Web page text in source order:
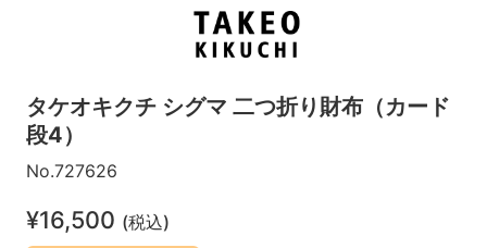
タケオキクチ シグマ 二つ折り財布（カード
段4）
No.727626
¥16,500 (税込)